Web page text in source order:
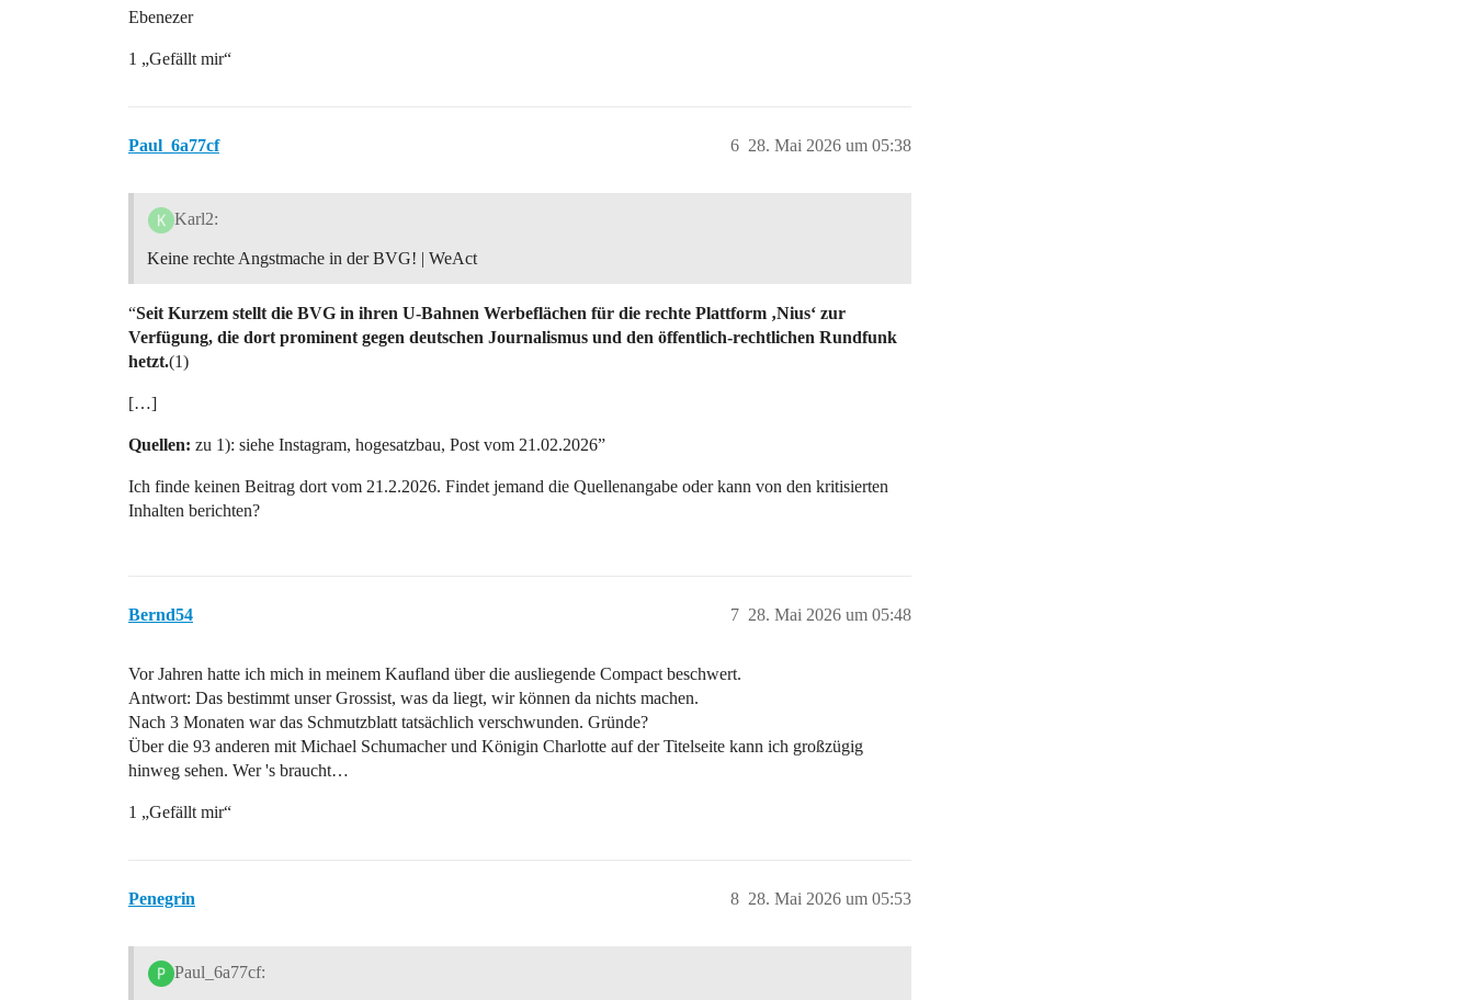
Ebenezer
1 „Gefällt mir“
Paul_6a77cf 28. Mai 2026 um 05:38
6
Karl2:
Keine rechte Angstmache in der BVG! | WeAct
“Seit Kurzem stellt die BVG in ihren U-Bahnen Werbeflächen für die rechte Plattform ‚Nius‘ zur
Verfügung, die dort prominent gegen deutschen Journalismus und den öffentlich-rechtlichen Rundfunk
hetzt.(1)
[…]
Quellen: zu 1): siehe Instagram, hogesatzbau, Post vom 21.02.2026”
Ich finde keinen Beitrag dort vom 21.2.2026. Findet jemand die Quellenangabe oder kann von den kritisierten
Inhalten berichten?
Bernd54 28. Mai 2026 um 05:48
7
Vor Jahren hatte ich mich in meinem Kaufland über die ausliegende Compact beschwert.
Antwort: Das bestimmt unser Grossist, was da liegt, wir können da nichts machen.
Nach 3 Monaten war das Schmutzblatt tatsächlich verschwunden. Gründe?
Über die 93 anderen mit Michael Schumacher und Königin Charlotte auf der Titelseite kann ich großzügig
hinweg sehen. Wer 's braucht…
1 „Gefällt mir“
Penegrin 28. Mai 2026 um 05:53
8
Paul_6a77cf: